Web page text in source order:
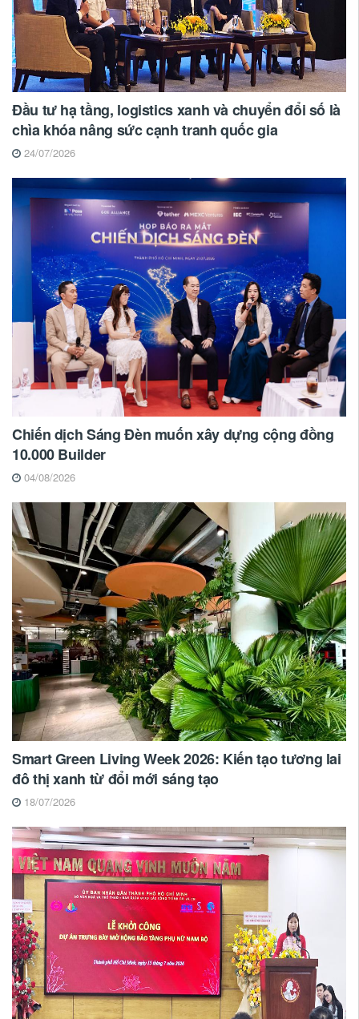
Đầu tư hạ tầng, logistics xanh và chuyển đổi số là
chìa khóa nâng sức cạnh tranh quốc gia
24/07/2026
Chiến dịch Sáng Đèn muốn xây dựng cộng đồng
10.000 Builder
04/08/2026
Smart Green Living Week 2026: Kiến tạo tương lai
đô thị xanh từ đổi mới sáng tạo
18/07/2026